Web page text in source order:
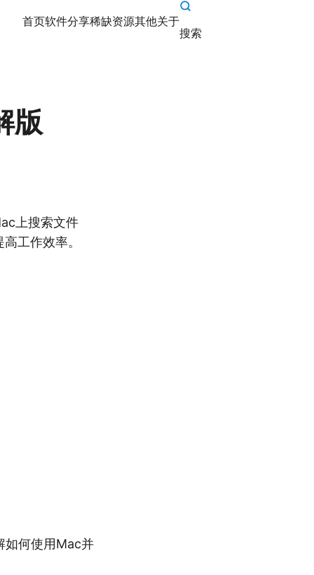
首页软件分享稀缺资源其他关于
搜索
版
上搜索文件
工作效率。
如何使用Mac并